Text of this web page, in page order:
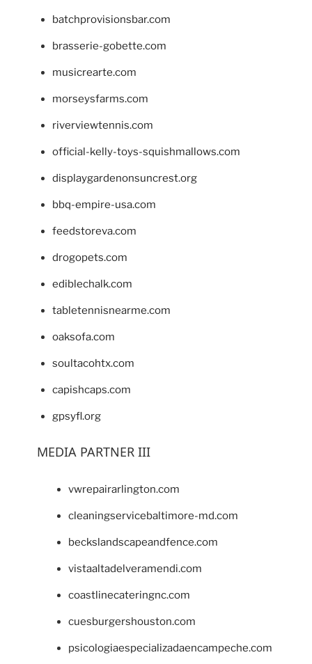
batchprovisionsbar.com
brasserie-gobette.com
musicrearte.com
morseysfarms.com
riverviewtennis.com
official-kelly-toys-squishmallows.com
displaygardenonsuncrest.org
bbq-empire-usa.com
feedstoreva.com
drogopets.com
ediblechalk.com
tabletennisnearme.com
oaksofa.com
soultacohtx.com
capishcaps.com
gpsyfl.org
MEDIA PARTNER III
vwrepairarlington.com
cleaningservicebaltimore-md.com
beckslandscapeandfence.com
vistaaltadelveramendi.com
coastlinecateringnc.com
cuesburgershouston.com
psicologiaespecializadaencampeche.com